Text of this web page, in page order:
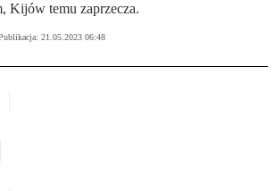
Kijów temu zaprzecza.
21.05.2023 06:48